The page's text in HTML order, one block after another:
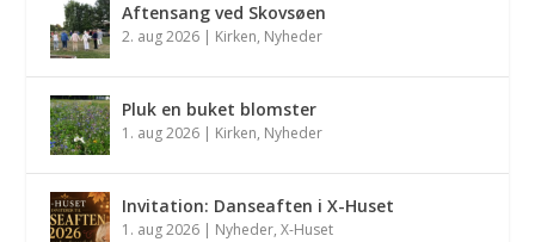
Aftensang ved Skovsøen
2. aug 2026 | Kirken, Nyheder
Pluk en buket blomster
1. aug 2026 | Kirken, Nyheder
Invitation: Danseaften i X-Huset
1. aug 2026 | Nyheder,X-Huset